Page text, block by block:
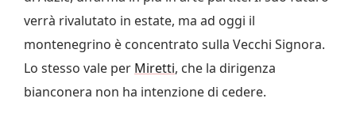
verrà rivalutato in estate, ma ad oggi il
montenegrino è concentrato sulla Vecchi Signora.
Lo stesso vale per Miretti, che la dirigenza
bianconera non ha intenzione di cedere.